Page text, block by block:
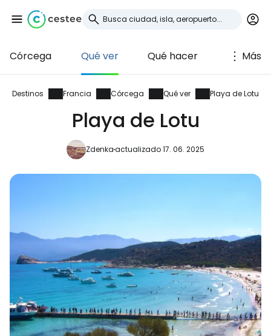
Córcega Qué ver Qué hacer Más
Destinos Francia Córcega Qué ver Playa de Lotu
Playa de Lotu
Zdenkaactualizado 17. 06. 2025
Iniciar sesión en
Cestee
... la comunidad mundial de viajeros
Continuar con Email